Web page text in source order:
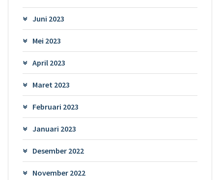
Juni 2023
Mei 2023
April 2023
Maret 2023
Februari 2023
Januari 2023
Desember 2022
November 2022